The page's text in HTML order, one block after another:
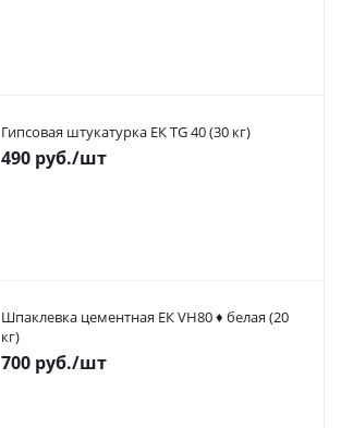
Гипсовая штукатурка ЕК TG 40 (30 кг)
490 руб./шт
Шпаклевка цементная ЕК VH80 ♦ белая (20
кг)
700 руб./шт